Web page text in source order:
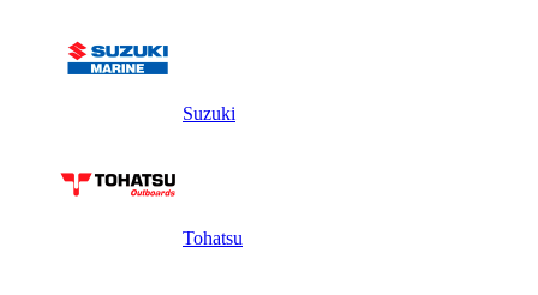
Suzuki
Tohatsu